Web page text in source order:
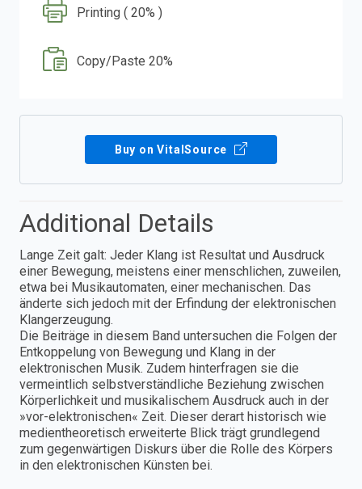
Printing ( 20% )
Copy/Paste 20%
Buy on VitalSource
Additional Details
Lange Zeit galt: Jeder Klang ist Resultat und Ausdruck
einer Bewegung, meistens einer menschlichen, zuweilen,
etwa bei Musikautomaten, einer mechanischen. Das
änderte sich jedoch mit der Erfindung der elektronischen
Klangerzeugung.
Die Beiträge in diesem Band untersuchen die Folgen der
Entkoppelung von Bewegung und Klang in der
elektronischen Musik. Zudem hinterfragen sie die
vermeintlich selbstverständliche Beziehung zwischen
Körperlichkeit und musikalischem Ausdruck auch in der
»vor-elektronischen« Zeit. Dieser derart historisch wie
medientheoretisch erweiterte Blick trägt grundlegend
zum gegenwärtigen Diskurs über die Rolle des Körpers
in den elektronischen Künsten bei.